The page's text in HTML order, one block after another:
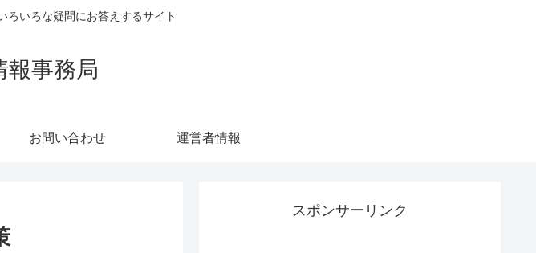
ろいろな疑問にお答えするサイト
報事務局
お問い合わせ 運営者情報
スポンサーリンク